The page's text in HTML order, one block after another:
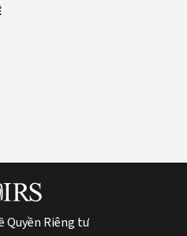
Quyền Riêng tư